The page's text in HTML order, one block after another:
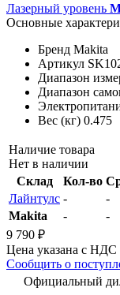
Лазерный уровень
Основные
Бренд Makita
Артикул
Диапазон
Диапазон
Вес (кг) 0.475
Наличие товара
Нет в наличии
Склад
Кол-во
Лайнтулс -
-
Makita
-
-
9 790 ₽
Цена указана с НДС
Сообщить о
Официальный